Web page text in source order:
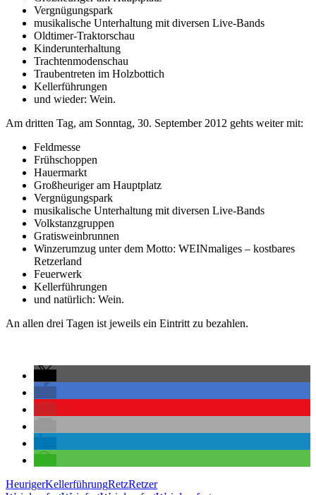
Vergnügungspark
musikalische Unterhaltung mit diversen Live-Bands
Oldtimer-Traktorschau
Kinderunterhaltung
Trachtenmodenschau
Traubentreten im Holzbottich
Kellerführungen
und wieder: Wein.
Am dritten Tag, am Sonntag, 30. September 2012 gehts weiter mit:
Feldmesse
Frühschoppen
Hauermarkt
Großheuriger am Hauptplatz
Vergnügungspark
musikalische Unterhaltung mit diversen Live-Bands
Volkstanzgruppen
Gratisweinbrunnen
Winzerumzug unter dem Motto: WEINmaliges – kostbares
Retzerland
Feuerwerk
Kellerführungen
und natürlich: Wein.
An allen drei Tagen ist jeweils ein Eintritt zu bezahlen.
HeurigerKellerführungRetzRetzer